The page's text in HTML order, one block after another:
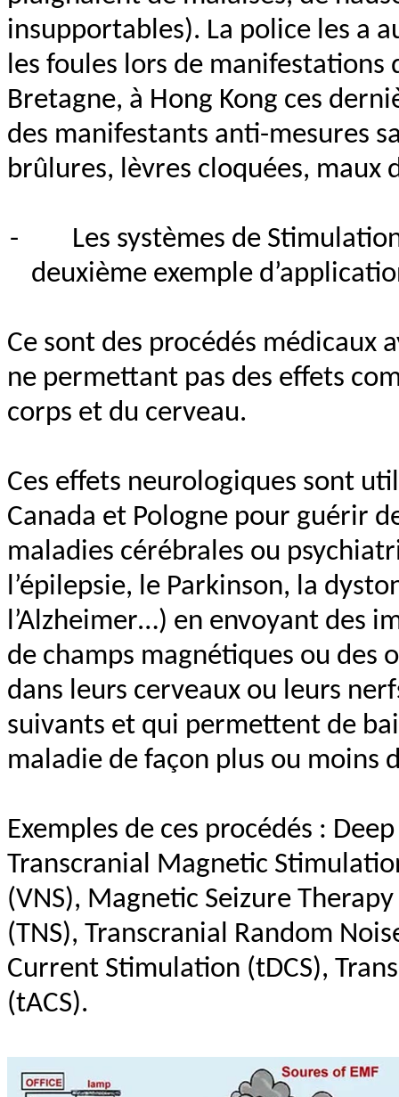
insupportables). La police les a
les foules lors de manifestations
Bretagne, à Hong Kong ces
des manifestants anti-mesures
brûlures, lèvres cloquées, maux
-
Les systèmes de
deuxième exemple
Ce sont des procédés médicaux
ne permettant pas des effets
corps et du cerveau.
Ces effets neurologiques sont
Canada et Pologne pour guérir
maladies cérébrales ou
l’épilepsie, le Parkinson, la
l’Alzheimer…) en envoyant des
de champs magnétiques ou des
dans leurs cerveaux ou leurs
suivants et qui permettent de
maladie de façon plus ou moins
Exemples de ces procédés :
Transcranial Magnetic
(VNS), Magnetic Seizure
(TNS), Transcranial Random
Current Stimulation (tDCS),
(tACS).